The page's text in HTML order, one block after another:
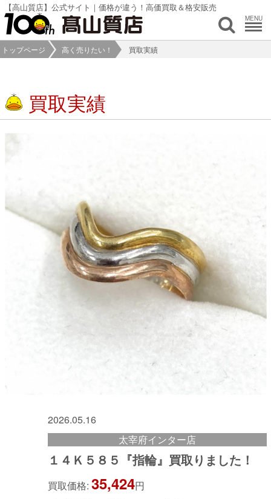
【高山質店】公式サイト｜価格が違う！高価買取＆格安販売
MENU
トップページ 高く売りたい！ 買取実績
買取実績
2026.05.16
太宰府インター店
１４Ｋ５８５『指輪』買取りました！
買取価格: 35,424円